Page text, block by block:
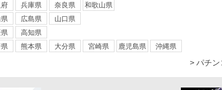
兵庫県 奈良県
和歌山県
広島県
山口県
高知県
熊本県 大分県 宮崎県 鹿児島県 沖縄県
> パチ